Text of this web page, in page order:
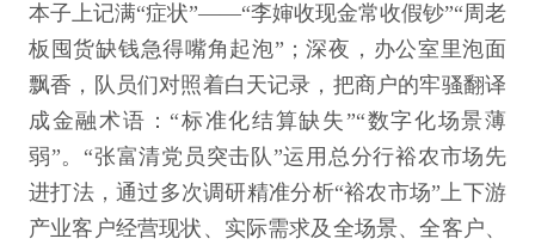
本子上记满“症状”——“李婶收现金常收假钞”“周老
板囤货缺钱急得嘴角起泡”；深夜，办公室里泡面
飘香，队员们对照着白天记录，把商户的牢骚翻译
成金融术语：“标准化结算缺失”“数字化场景薄
弱”。“张富清党员突击队”运用总分行裕农市场先
进打法，通过多次调研精准分析“裕农市场”上下游
产业客户经营现状、实际需求及全场景、全客户、